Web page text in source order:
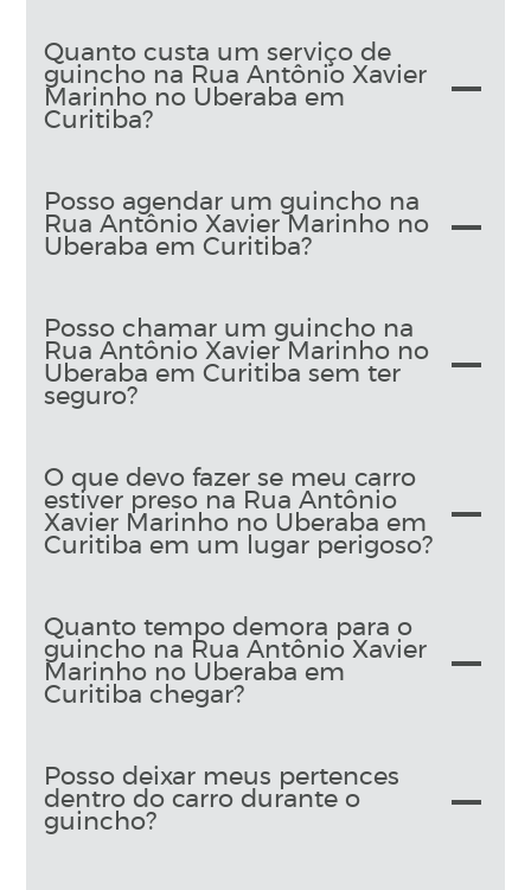
Quanto custa um serviço de
guincho na Rua Antônio Xavier
Marinho no Uberaba em
Curitiba?
Posso agendar um guincho na
Rua Antônio Xavier Marinho no
Uberaba em Curitiba?
Posso chamar um guincho na
Rua Antônio Xavier Marinho no
Uberaba em Curitiba sem ter
seguro?
O que devo fazer se meu carro
estiver preso na Rua Antônio
Xavier Marinho no Uberaba em
Curitiba em um lugar perigoso?
Quanto tempo demora para o
guincho na Rua Antônio Xavier
Marinho no Uberaba em
Curitiba chegar?
Posso deixar meus pertences
dentro do carro durante o
guincho?